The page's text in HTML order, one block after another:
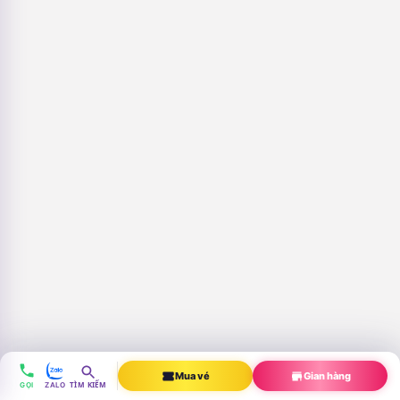
GỌI ZALO TÌM KIẾM
Mua vé Gian hàng